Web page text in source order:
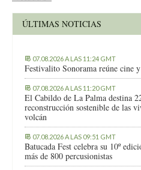
ÚLTIMAS NOTICIAS
07.08.2026 A LAS 11:24 GMT
Festivalito Sonorama reúne cine
07.08.2026 A LAS 11:20 GMT
El Cabildo de La Palma destina
reconstrucción sostenible de las
volcán
07.08.2026 A LAS 09:51 GMT
Batucada Fest celebra su 10º
más de 800 percusionistas